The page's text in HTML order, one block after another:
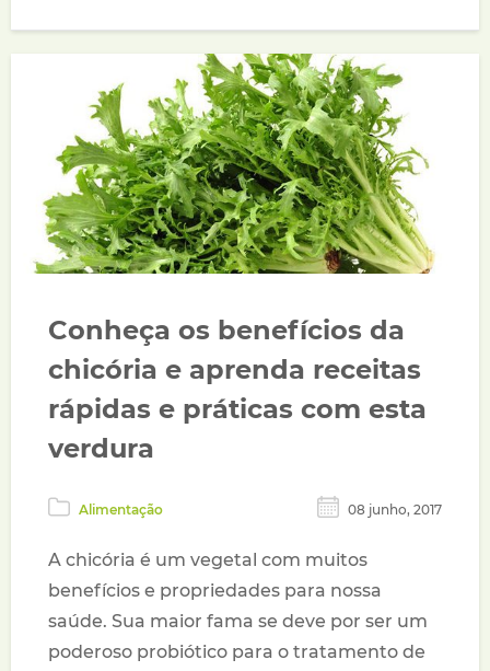
Conheça os benefícios da
chicória e aprenda receitas
rápidas e práticas com esta
verdura
Alimentação 08 junho, 2017
A chicória é um vegetal com muitos
benefícios e propriedades para nossa
saúde. Sua maior fama se deve por ser um
poderoso probiótico para o tratamento de